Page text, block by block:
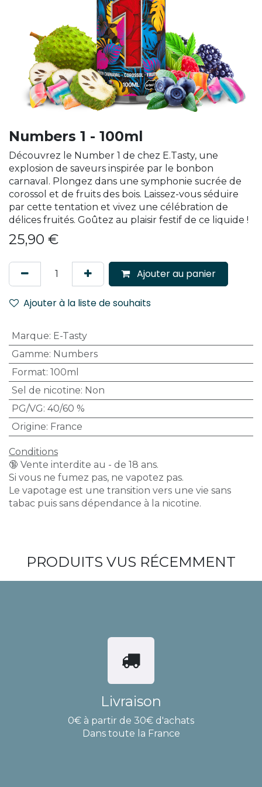
Numbers 1 - 100ml
Découvrez le Number 1 de chez E.Tasty, une
explosion de saveurs inspirée par le bonbon
carnaval. Plongez dans une symphonie sucrée de
corossol et de fruits des bois. Laissez-vous séduire
par cette tentation et vivez une célébration de
délices fruités. Goûtez au plaisir festif de ce liquide !
25,90 €
Ajouter au panier
Ajouter à la liste de souhaits
Marque: E-Tasty
Gamme: Numbers
Format: 100ml
Sel de nicotine: Non
PG/VG: 40/60 %
Origine: France
Conditions
🔞 Vente interdite au - de 18 ans.
Si vous ne fumez pas, ne vapotez pas.
Le vapotage est une transition vers une vie sans
tabac puis sans dépendance à la nicotine.
PRODUITS VUS RÉCEMMENT
Livraison
0€ à partir de 30€ d'achats
Dans toute la France